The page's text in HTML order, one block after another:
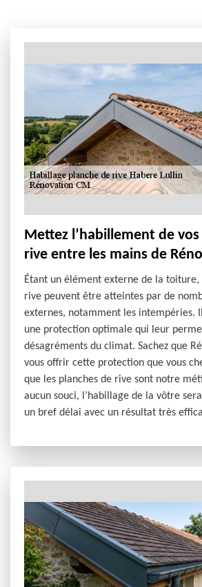
Mettez l’habillement de
rive entre les mains de
Étant un élément externe de la toiture,
rive peuvent être atteintes par de
externes, notamment les intempéries.
une protection optimale qui leur
désagréments du climat. Sachez que
vous offrir cette protection que vous
que les planches de rive sont notre
aucun souci, l’habillage de la vôtre
un bref délai avec un résultat très